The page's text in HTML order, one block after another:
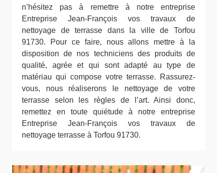
n’hésitez pas à remettre à notre entreprise
Entreprise Jean-François vos travaux de
nettoyage de terrasse dans la ville de Torfou
91730. Pour ce faire, nous allons mettre à la
disposition de nos techniciens des produits de
qualité, agrée et qui sont adapté au type de
matériau qui compose votre terrasse. Rassurez-
vous, nous réaliserons le nettoyage de votre
terrasse selon les règles de l’art. Ainsi donc,
remettez en toute quiétude à notre entreprise
Entreprise Jean-François vos travaux de
nettoyage terrasse à Torfou 91730.